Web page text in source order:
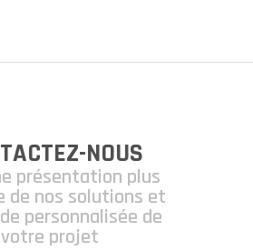
NOUS
présentation plus
de nos solutions et
personnalisée de
votre projet